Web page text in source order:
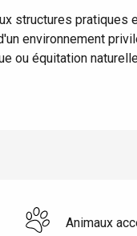
structures pratiques
environnement
ou équitation
Animaux